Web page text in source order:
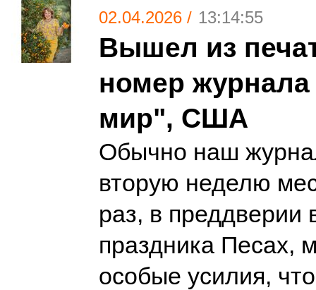
02.04.2026 / 13:14:55
Вышел из
номер
мир", США
Обычно наш
вторую неделю
раз, в преддверии
праздника Песах,
особые усилия,